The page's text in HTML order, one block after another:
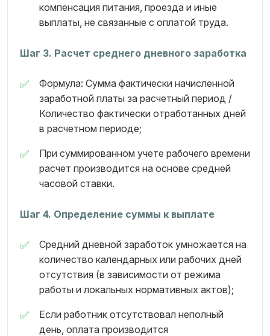
компенсация питания, проезда и иные
выплаты, не связанные с оплатой труда.
Шаг 3. Расчет среднего дневного заработка
Формула: Сумма фактически начисленной
заработной платы за расчетный период /
Количество фактически отработанных дней
в расчетном периоде;
При суммированном учете рабочего времени
расчет производится на основе средней
часовой ставки.
Шаг 4. Определение суммы к выплате
Средний дневной заработок умножается на
количество календарных или рабочих дней
отсутствия (в зависимости от режима
работы и локальных нормативных актов);
Если работник отсутствовал неполный
день, оплата производится